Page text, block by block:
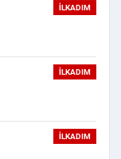
İLKADIM
İLKADIM
İLKADIM